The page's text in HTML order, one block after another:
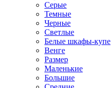
Серые
Темные
Черные
Светлые
Белые шкафы-купе
Венге
Размер
Маленькие
Большие